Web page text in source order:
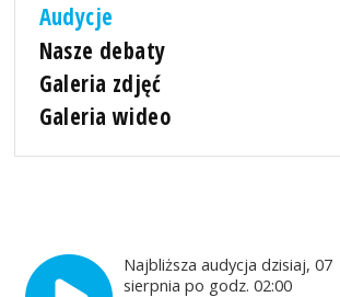
Audycje
Nasze debaty
Galeria zdjęć
Galeria wideo
Najbliższa audycja dzisiaj, 07
sierpnia po godz. 02:00